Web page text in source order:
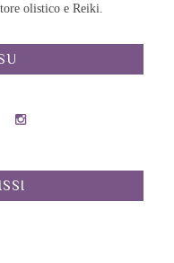
olistico e Reiki.